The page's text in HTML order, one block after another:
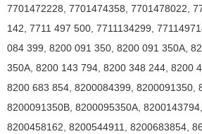
7701472228, 7701474358, 7701478022,
142, 7711 497 500, 7711134299,
084 399, 8200 091 350, 8200 091 350A,
350A, 8200 143 794, 8200 348 244, 8200
8200 683 854, 8200084399, 8200091350,
8200091350B, 8200095350A, 8200143794,
8200458162, 8200544911, 8200683854,